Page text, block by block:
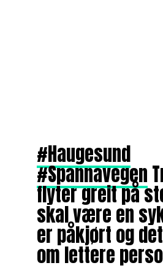
#Haugesund
#Spannavegen
flyter greit på
skal være en
er påkjørt og
om lettere